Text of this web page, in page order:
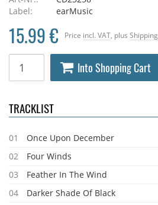
Label:
earMusic
Price incl. VAT , plus Shipping
15.99 €
Into Shopping Cart
TRACKLIST
01
Once Upon December
02
Four Winds
03
Feather In The Wind
04
Darker Shade Of Black